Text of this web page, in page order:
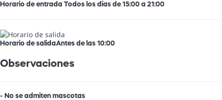
Horario de entrada Todos los días de 15:00 a 21:00
Horario de salidaAntes de las 10:00
Observaciones
- No se admiten mascotas